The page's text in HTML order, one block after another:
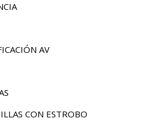
AV
CON ESTROBO